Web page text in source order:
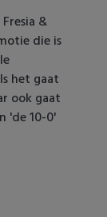
&
die is
het gaat
ook gaat
'de 10-0'